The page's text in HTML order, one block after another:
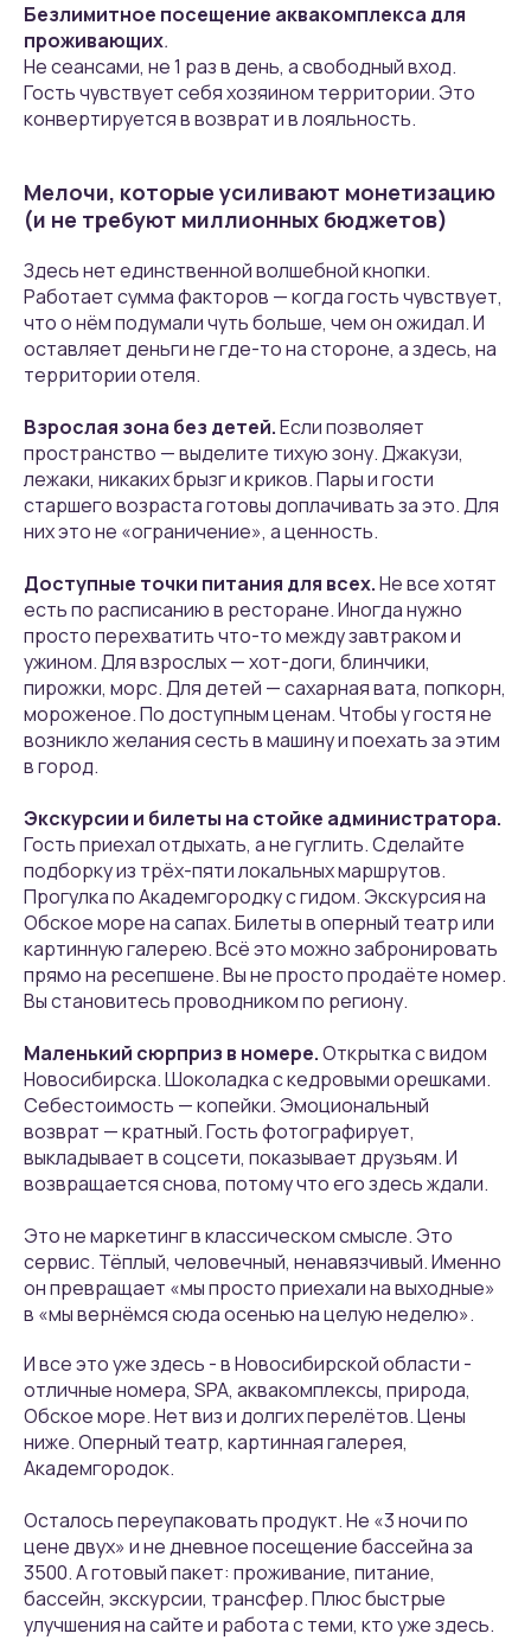
Безлимитное посещение аквакомплекса для
проживающих.
Не сеансами, не 1 раз в день, а свободный вход.
Гость чувствует себя хозяином территории. Это
конвертируется в возврат и в лояльность.
Мелочи, которые усиливают монетизацию
(и не требуют миллионных бюджетов)
Здесь нет единственной волшебной кнопки.
Работает сумма факторов — когда гость чувствует,
что о нём подумали чуть больше, чем он ожидал. И
оставляет деньги не где-то на стороне, а здесь, на
территории отеля.
Взрослая зона без детей.Если позволяет
пространство — выделите тихую зону. Джакузи,
лежаки, никаких брызг и криков. Пары и гости
старшего возраста готовы доплачивать за это. Для
них это не «ограничение», а ценность.
Доступные точки питания для всех.Не все хотят
есть по расписанию в ресторане. Иногда нужно
просто перехватить что-то между завтраком и
ужином. Для взрослых — хот-доги, блинчики,
пирожки, морс. Для детей — сахарная вата, попкорн,
мороженое. По доступным ценам. Чтобы у гостя не
возникло желания сесть в машину и поехать за этим
в город.
Экскурсии и билеты на стойке администратора.
Гость приехал отдыхать, а не гуглить. Сделайте
подборку из трёх-пяти локальных маршрутов.
Прогулка по Академгородку с гидом. Экскурсия на
Обское море на сапах. Билеты в оперный театр или
картинную галерею. Всё это можно забронировать
прямо на ресепшене. Вы не просто продаёте номер.
Вы становитесь проводником по региону.
Маленький сюрприз в номере.Открытка с видом
Новосибирска. Шоколадка с кедровыми орешками.
Себестоимость — копейки. Эмоциональный
возврат — кратный. Гость фотографирует,
выкладывает в соцсети, показывает друзьям. И
возвращается снова, потому что его здесь ждали.
Это не маркетинг в классическом смысле. Это
сервис. Тёплый, человечный, ненавязчивый. Именно
он превращает «мы просто приехали на выходные»
в «мы вернёмся сюда осенью на целую неделю».
И все это уже здесь - в Новосибирской области -
отличные номера, SPA, аквакомплексы, природа,
Обское море. Нет виз и долгих перелётов. Цены
ниже. Оперный театр, картинная галерея,
Академгородок.
Осталось переупаковать продукт. Не «3 ночи по
цене двух» и не дневное посещение бассейна за
3500. А готовый пакет: проживание, питание,
бассейн, экскурсии, трансфер. Плюс быстрые
улучшения на сайте и работа с теми, кто уже здесь.
© Нина Студенова, 2026 |
ИНН 540531180209 |
Новосибирск
Информация на сайте
носит ознакомительный
характер и не является
публичной офертой (ст.
437 ГК РФ).
политика обработки
персональных данных
Email:
ninastudenova@yandex.ru